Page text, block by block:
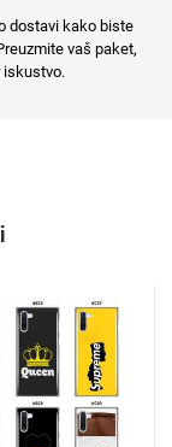
dostavi kako biste
vaš paket,
iskustvo.